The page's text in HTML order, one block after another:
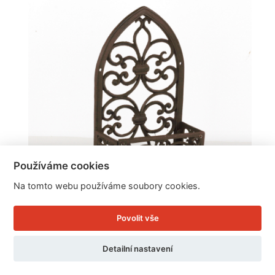
Litinová police na květiny 45x27x13cm
Používáme cookies
Na tomto webu používáme soubory cookies.
Povolit vše
Detailní nastavení